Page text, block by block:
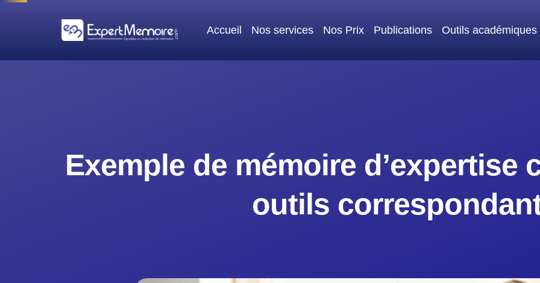
Accueil Nos services Nos Prix Publications Outils académiques
Exemple de mémoire d’expertise
outils